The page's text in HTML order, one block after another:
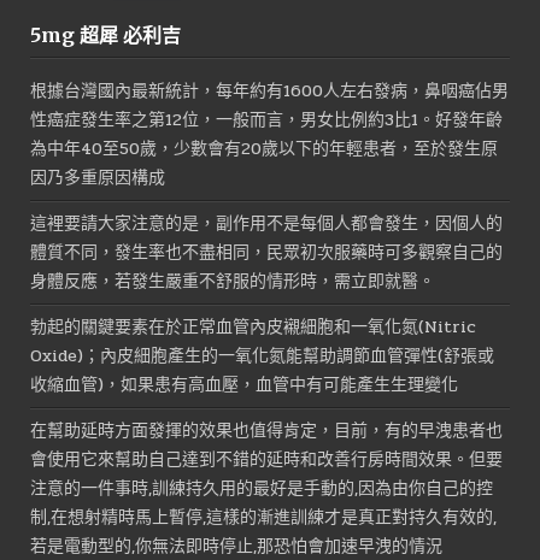
價
NT$1,800。NT$900。
5mg 超犀 必利吉
根據台灣國內最新統計，每年約有1600人左右發病，鼻咽癌佔男
性癌症發生率之第12位，一般而言，男女比例約3比1。好發年齡
為中年40至50歲，少數會有20歲以下的年輕患者，至於發生原
因乃多重原因構成
這裡要請大家注意的是，副作用不是每個人都會發生，因個人的
體質不同，發生率也不盡相同，民眾初次服藥時可多觀察自己的
身體反應，若發生嚴重不舒服的情形時，需立即就醫。
勃起的關鍵要素在於正常血管內皮襯細胞和一氧化氮(Nitric
Oxide)；內皮細胞產生的一氧化氮能幫助調節血管彈性(舒張或
收縮血管)，如果患有高血壓，血管中有可能產生生理變化
在幫助延時方面發揮的效果也值得肯定，目前，有的早洩患者也
會使用它來幫助自己達到不錯的延時和改善行房時間效果。但要
注意的一件事時,訓練持久用的最好是手動的,因為由你自己的控
制,在想射精時馬上暫停,這樣的漸進訓練才是真正對持久有效的,
若是電動型的,你無法即時停止,那恐怕會加速早洩的情況